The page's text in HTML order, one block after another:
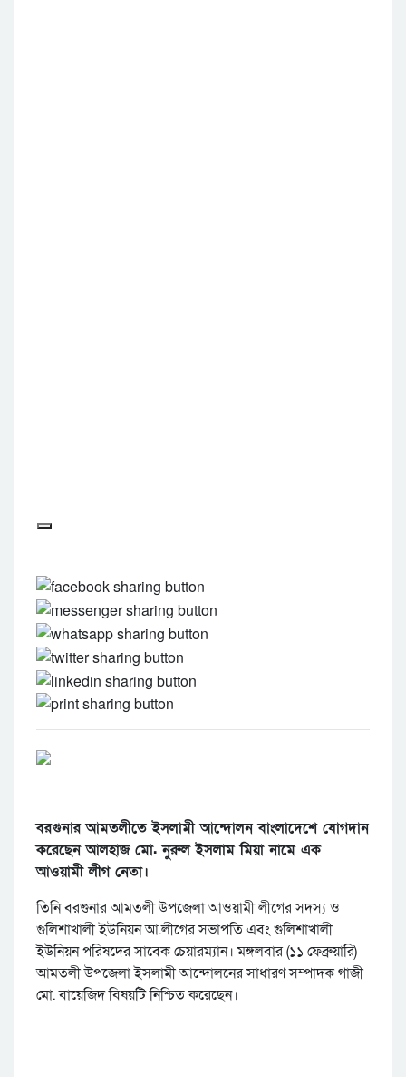
বরগুনার আমতলীতে ইসলামী আন্দোলন বাংলাদেশে যোগদান
করেছেন আলহাজ মো. নুরুল ইসলাম মিয়া নামে এক
আওয়ামী লীগ নেতা।‌
তিনি বরগুনার আমতলী উপজেলা আওয়ামী লীগের সদস্য ও
গুলিশাখালী ইউনিয়ন আ.লীগের সভাপতি এবং গুলিশাখালী
ইউনিয়ন পরিষদের সাবেক চেয়ারম্যান। মঙ্গলবার (১১ ফেব্রুয়ারি)
আমতলী উপজেলা ইসলামী আন্দোলনের সাধারণ সম্পাদক গাজী
মো. বায়েজিদ বিষয়টি নিশ্চিত করেছেন।